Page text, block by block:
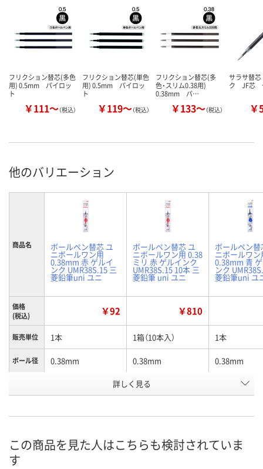
フリクション替芯(多色
用) 0.5mm パイロッ
ト
￥111～（税込）
フリクション替芯(単色
用) 0.5mm パイロッ
ト
￥119～（税込）
フリクション替芯(多
色・スリム0.38用)
0.38mm パ…
￥133～（税込）
サラサ替
ク JF芯
￥
他のバリエーション
商品名 ボールペン替芯 ユ
ニボールワン用
0.38mm 赤 ゲルイ
ンク UMR38S.15 三
菱鉛筆uni ユニ
ボールペン替芯 ユ
ニボールワン用 0.38
ミリ 赤 ゲルインク
UMR38S.15 10本 三
菱鉛筆 uni ユニ
ボールペン替
ニボールワン
0.38mm 青
ンク
菱鉛筆uni ユ
価格
(税込)
￥92 ￥810
販売単位 1本 1箱（10本入） 1本
ボール径 0.38mm 0.38mm 0.38mm
赤インク 青インク
号
詳しく見る
この商品を見た人はこちらも検討されていま
す